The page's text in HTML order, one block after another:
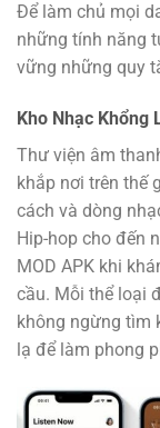
Để làm chủ mọi
những tính năng
vững những quy
Kho Nhạc
Thư viện âm
khắp nơi trên thế
cách và dòng
Hip-hop cho đến
MOD APK khi
cầu. Mỗi thể loại
không ngừng tìm
lạ để làm phong